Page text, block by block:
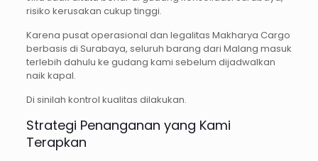
risiko kerusakan cukup tinggi.
Karena pusat operasional dan legalitas Makharya Cargo
berbasis di Surabaya, seluruh barang dari Malang masuk
terlebih dahulu ke gudang kami sebelum dijadwalkan
naik kapal.
Di sinilah kontrol kualitas dilakukan.
Strategi Penanganan yang Kami
Terapkan